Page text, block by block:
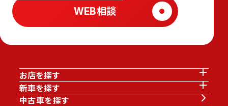
WEB相談
お店を探す
新車を探す
中古車を探す